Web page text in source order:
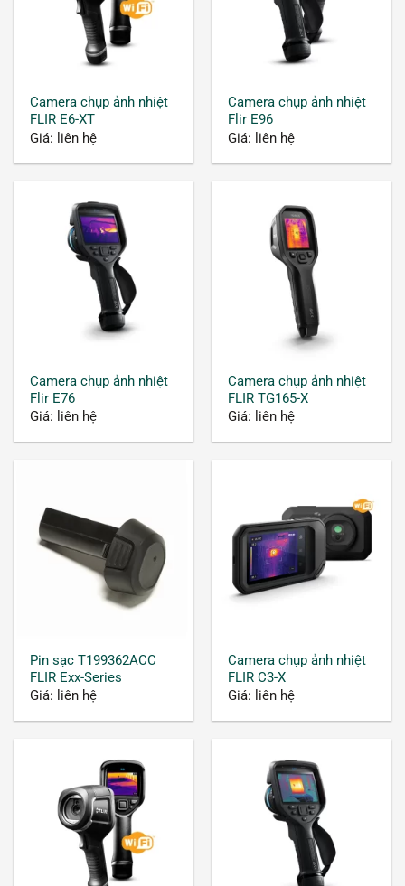
Camera chụp ảnh nhiệt
FLIR E6-XT
Giá: liên hệ
Camera chụp ảnh nhiệt
Flir E96
Giá: liên hệ
Camera chụp ảnh nhiệt
Flir E76
Giá: liên hệ
Camera chụp ảnh nhiệt
FLIR TG165-X
Giá: liên hệ
Pin sạc T199362ACC
FLIR Exx-Series
Giá: liên hệ
Camera chụp ảnh nhiệt
FLIR C3-X
Giá: liên hệ